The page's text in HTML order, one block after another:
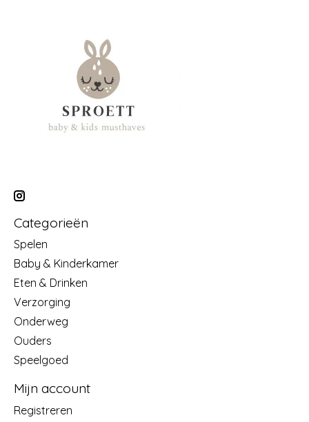
Categorieën
Spelen
Baby & Kinderkamer
Eten & Drinken
Verzorging
Onderweg
Ouders
Speelgoed
Mijn account
Registreren